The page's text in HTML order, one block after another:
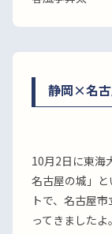
静岡×名
10月2日に東海
名古屋の城」
トで、名古屋
ってきましたよ。